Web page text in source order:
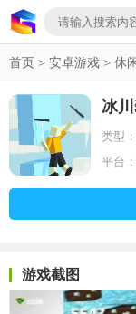
首页 > 安卓游戏 > 休
冰
类型：
平台：
游戏截图